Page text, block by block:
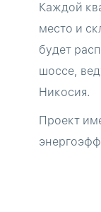
Каждой
место и
будет
шоссе,
Никосия.
Проект